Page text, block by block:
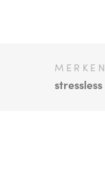
MERKEN
stressless